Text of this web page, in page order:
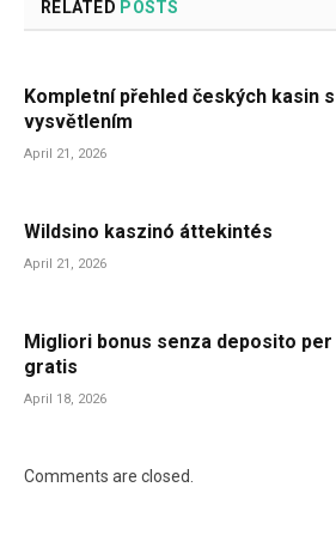
RELATED POSTS
Kompletní přehled českých kasin
vysvětlením
April 21, 2026
Wildsino kaszinó áttekintés
April 21, 2026
Migliori bonus senza deposito
gratis
April 18, 2026
Comments are closed.